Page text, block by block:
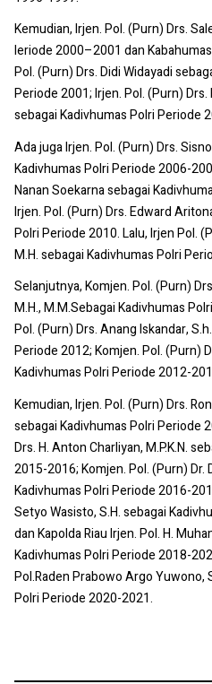
Kemudian, Irjen. Pol. (Purn) Drs.
leriode 2000–2001 dan
Pol. (Purn) Drs. Didi Widayadi
Periode 2001; Irjen. Pol. (Purn)
sebagai Kadivhumas Polri Periode
Ada juga Irjen. Pol. (Purn) Drs.
Kadivhumas Polri Periode 2006-
Nanan Soekarna sebagai
Irjen. Pol. (Purn) Drs. Edward
Polri Periode 2010. Lalu, Irjen Pol.
M.H. sebagai Kadivhumas Polri
Selanjutnya, Komjen. Pol. (Purn)
M.H., M.M.Sebagai Kadivhumas
Pol. (Purn) Drs. Anang Iskandar,
Periode 2012; Komjen. Pol. (Purn)
Kadivhumas Polri Periode 2012-
Kemudian, Irjen. Pol. (Purn) Drs.
sebagai Kadivhumas Polri Periode
Drs. H. Anton Charliyan, M.P.K.N.
2015-2016; Komjen. Pol. (Purn) Dr.
Kadivhumas Polri Periode 2016-
Setyo Wasisto, S.H. sebagai
dan Kapolda Riau Irjen. Pol. H.
Kadivhumas Polri Periode 2018-
Pol.Raden Prabowo Argo Yuwono,
Polri Periode 2020-2021.